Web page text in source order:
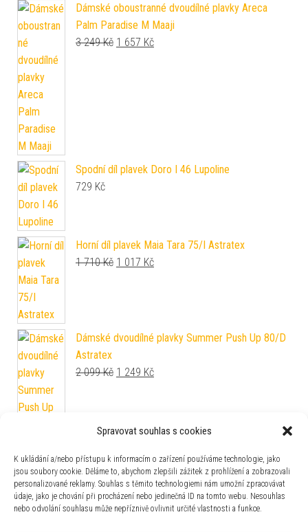
Spravovat souhlas s cookies
K ukládání a/nebo přístupu k informacím o zařízení používáme technologie, jako
jsou soubory cookie. Děláme to, abychom zlepšili zážitek z prohlížení a zobrazovali
personalizované reklamy. Souhlas s těmito technologiemi nám umožní zpracovávat
údaje, jako je chování při procházení nebo jedinečná ID na tomto webu. Nesouhlas
nebo odvolání souhlasu může nepříznivě ovlivnit určité vlastnosti a funkce.
Dámské oboustranné dvoudílné plavky Areca
Palm Paradise M Maaji
3 249Kč Original price was: 3 249 Kč.
1 657 KčCurrent price is: 1 657 Kč.
Spodní díl plavek Doro I 46 Lupoline
729 Kč
Horní díl plavek Maia Tara 75/I Astratex
1 710Kč Original price was: 1 710 Kč.
1 017 KčCurrent price is: 1 017 Kč.
Dámské dvoudílné plavky Summer Push Up 80/D
Astratex
2 099Kč Original price was: 2 099 Kč.
1 249 KčCurrent price is: 1 249 Kč.
Dámské dvoudílné plavky Lili 100/I Astratex
1 999Kč